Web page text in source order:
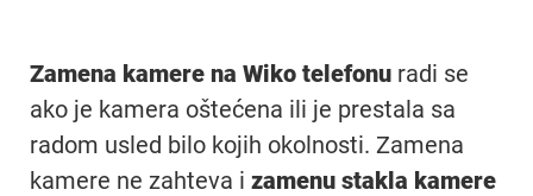
Zamena kamere na Wiko telefonu radi se
ako je kamera oštećena ili je prestala sa
radom usled bilo kojih okolnosti. Zamena
kamere ne zahteva i zamenu stakla kamere